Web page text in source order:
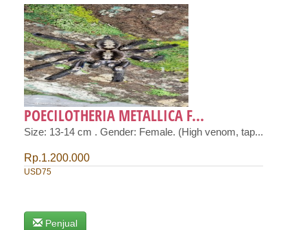
POECILOTHERIA METALLICA F...
Size: 13-14 cm . Gender: Female. (High venom, tap...
Rp.1.200.000
USD75
Penjual